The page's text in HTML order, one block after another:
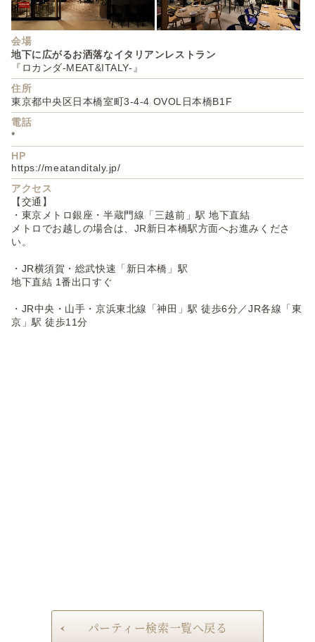
会場
地下に広がるお洒落なイタリアンレストラン
『ロカンダ-MEAT&ITALY-』
住所
東京都中央区日本橋室町3-4-4 OVOL日本橋B1F
電話
*
HP
https://meatanditaly.jp/
アクセス
【交通】
・東京メトロ銀座・半蔵門線「三越前」駅 地下直結
メトロでお越しの場合は、JR新日本橋駅方面へお進みくださ
い。
・JR横須賀・総武快速「新日本橋」駅
地下直結 1番出口すぐ
・JR中央・山手・京浜東北線「神田」駅 徒歩6分／JR各線「東
京」駅 徒歩11分
パーティー検索一覧へ戻る